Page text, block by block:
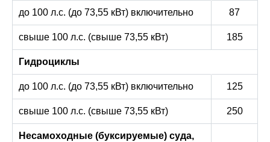
до 100 л.с. (до 73,55 кВт) включительно 87
свыше 100 л.с. (свыше 73,55 кВт) 185
Гидроциклы
до 100 л.с. (до 73,55 кВт) включительно 125
свыше 100 л.с. (свыше 73,55 кВт) 250
Несамоходные (буксируемые) суда,